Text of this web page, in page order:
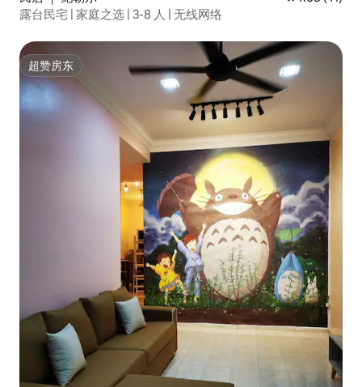
露台民宅 | 家庭之选 | 3-8 人 | 无线网络
超赞房东
超赞房东